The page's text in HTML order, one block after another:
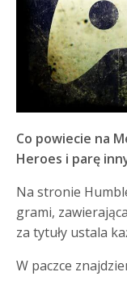
Co powiecie na
Heroes i parę
Na stronie
grami,
za tytuły ustala
W paczce